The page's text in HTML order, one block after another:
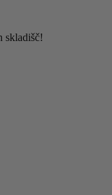
skladišč!